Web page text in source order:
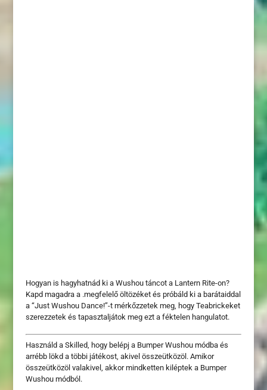
Hogyan is hagyhatnád ki a Wushou táncot a Lantern Rite-on?
Kapd magadra a .megfelelő öltözéket és próbáld ki a barátaiddal
a “Just Wushou Dance!”-t mérkőzzetek meg, hogy Teabrickeket
szerezzetek és tapasztaljátok meg ezt a féktelen hangulatot.
Használd a Skilled, hogy belépj a Bumper Wushou módba és
arrébb lökd a többi játékost, akivel összeütközöl. Amikor
összeütközöl valakivel, akkor mindketten kiléptek a Bumper
Wushou módból.